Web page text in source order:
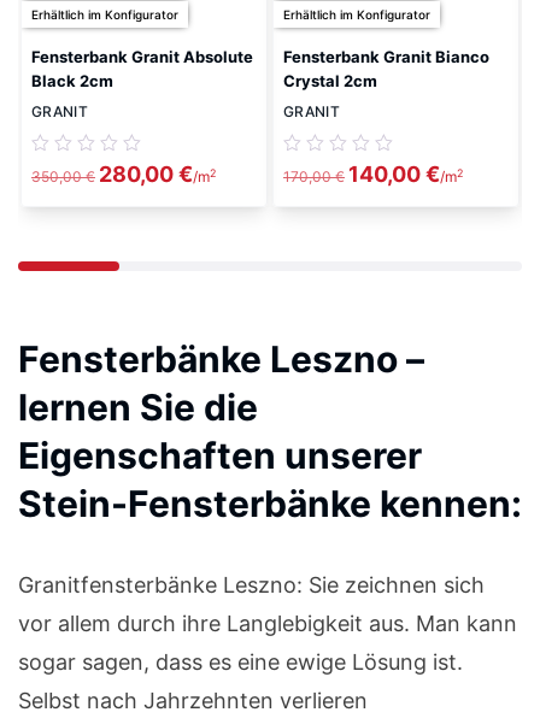
Erhältlich im Konfigurator
Fensterbank Granit Absolute
Black 2cm
GRANIT
350,00€ Ursprünglicher
280,00€Aktueller
/m2
Erhältlich im Konfigurator
Fensterbank Granit Bianco
Crystal 2cm
GRANIT
170,00€ Ursprünglicher
140,00€Aktueller
/m2
Fensterbänke Leszno –
lernen Sie die
Eigenschaften unserer
Stein-Fensterbänke kennen:
Granitfensterbänke Leszno: Sie zeichnen sich
vor allem durch ihre Langlebigkeit aus. Man kann
sogar sagen, dass es eine ewige Lösung ist.
Selbst nach Jahrzehnten verlieren